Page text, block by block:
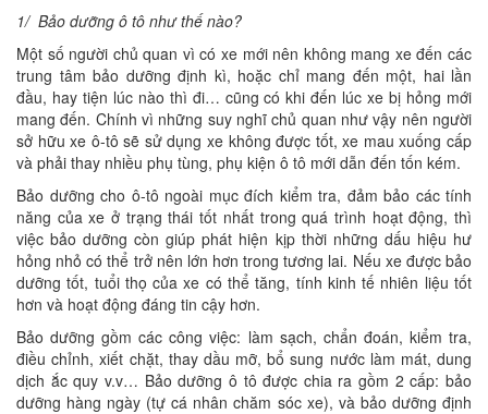
1/ Bảo dưỡng ô tô như thế nào?
Một số người chủ quan vì có xe mới nên không mang xe đến các
trung tâm bảo dưỡng định kì, hoặc chỉ mang đến một, hai lần
đầu, hay tiện lúc nào thì đi… cũng có khi đến lúc xe bị hỏng mới
mang đến. Chính vì những suy nghĩ chủ quan như vậy nên người
sở hữu xe ô-tô sẽ sử dụng xe không được tốt, xe mau xuống cấp
và phải thay nhiều phụ tùng, phụ kiện ô tô mới dẫn đến tốn kém.
Bảo dưỡng cho ô-tô ngoài mục đích kiểm tra, đảm bảo các tính
năng của xe ở trạng thái tốt nhất trong quá trình hoạt động, thì
việc bảo dưỡng còn giúp phát hiện kịp thời những dấu hiệu hư
hỏng nhỏ có thể trở nên lớn hơn trong tương lai. Nếu xe được bảo
dưỡng tốt, tuổi thọ của xe có thể tăng, tính kinh tế nhiên liệu tốt
hơn và hoạt động đáng tin cậy hơn.
Bảo dưỡng gồm các công việc: làm sạch, chẩn đoán, kiểm tra,
điều chỉnh, xiết chặt, thay dầu mỡ, bổ sung nước làm mát, dung
dịch ắc quy v.v… Bảo dưỡng ô tô được chia ra gồm 2 cấp: bảo
dưỡng hàng ngày (tự cá nhân chăm sóc xe), và bảo dưỡng định